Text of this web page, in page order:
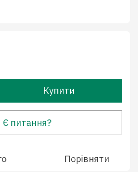
Купити
Є питання?
Порівняти